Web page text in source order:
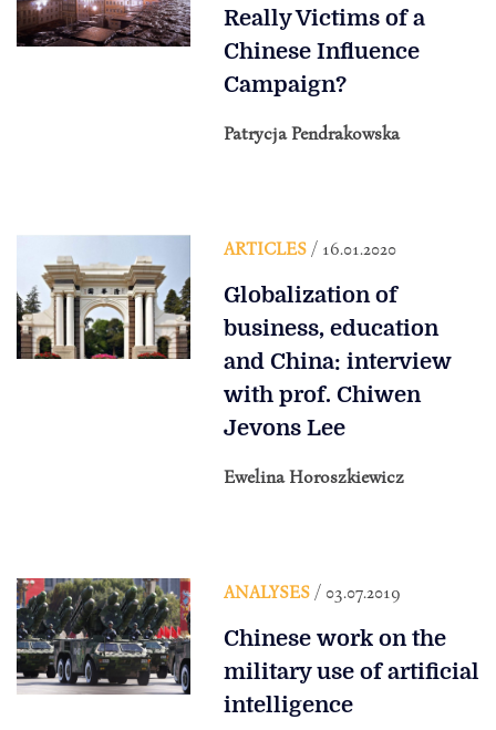
Really Victims of a
Chinese Influence
Campaign?
Patrycja Pendrakowska
ARTICLES/ 16.01.2020
Globalization of
business, education
and China: interview
with prof. Chiwen
Jevons Lee
Ewelina Horoszkiewicz
ANALYSES/ 03.07.2019
Chinese work on the
military use of artificial
intelligence